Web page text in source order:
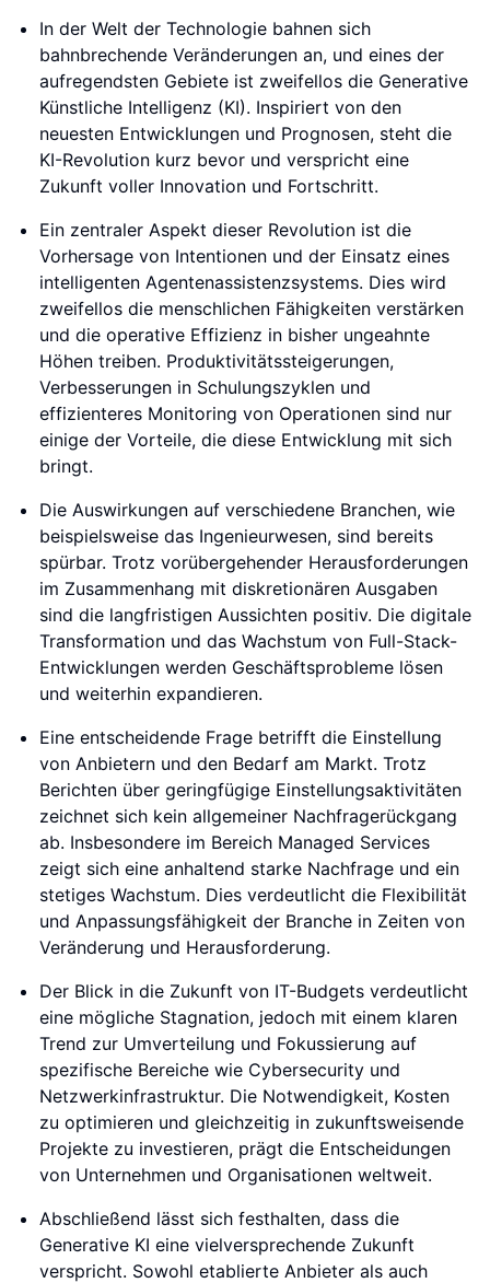
In der Welt der Technologie bahnen sich
bahnbrechende Veränderungen an, und eines der
aufregendsten Gebiete ist zweifellos die Generative
Künstliche Intelligenz (KI). Inspiriert von den
neuesten Entwicklungen und Prognosen, steht die
KI-Revolution kurz bevor und verspricht eine
Zukunft voller Innovation und Fortschritt.
Ein zentraler Aspekt dieser Revolution ist die
Vorhersage von Intentionen und der Einsatz eines
intelligenten Agentenassistenzsystems. Dies wird
zweifellos die menschlichen Fähigkeiten verstärken
und die operative Effizienz in bisher ungeahnte
Höhen treiben. Produktivitätssteigerungen,
Verbesserungen in Schulungszyklen und
effizienteres Monitoring von Operationen sind nur
einige der Vorteile, die diese Entwicklung mit sich
bringt.
Die Auswirkungen auf verschiedene Branchen, wie
beispielsweise das Ingenieurwesen, sind bereits
spürbar. Trotz vorübergehender Herausforderungen
im Zusammenhang mit diskretionären Ausgaben
sind die langfristigen Aussichten positiv. Die digitale
Transformation und das Wachstum von Full-Stack-
Entwicklungen werden Geschäftsprobleme lösen
und weiterhin expandieren.
Eine entscheidende Frage betrifft die Einstellung
von Anbietern und den Bedarf am Markt. Trotz
Berichten über geringfügige Einstellungsaktivitäten
zeichnet sich kein allgemeiner Nachfragerückgang
ab. Insbesondere im Bereich Managed Services
zeigt sich eine anhaltend starke Nachfrage und ein
stetiges Wachstum. Dies verdeutlicht die Flexibilität
und Anpassungsfähigkeit der Branche in Zeiten von
Veränderung und Herausforderung.
Der Blick in die Zukunft von IT-Budgets verdeutlicht
eine mögliche Stagnation, jedoch mit einem klaren
Trend zur Umverteilung und Fokussierung auf
spezifische Bereiche wie Cybersecurity und
Netzwerkinfrastruktur. Die Notwendigkeit, Kosten
zu optimieren und gleichzeitig in zukunftsweisende
Projekte zu investieren, prägt die Entscheidungen
von Unternehmen und Organisationen weltweit.
Abschließend lässt sich festhalten, dass die
Generative KI eine vielversprechende Zukunft
verspricht. Sowohl etablierte Anbieter als auch